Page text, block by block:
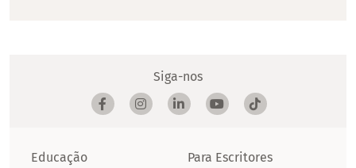
Siga-nos
Educação Para Escritores